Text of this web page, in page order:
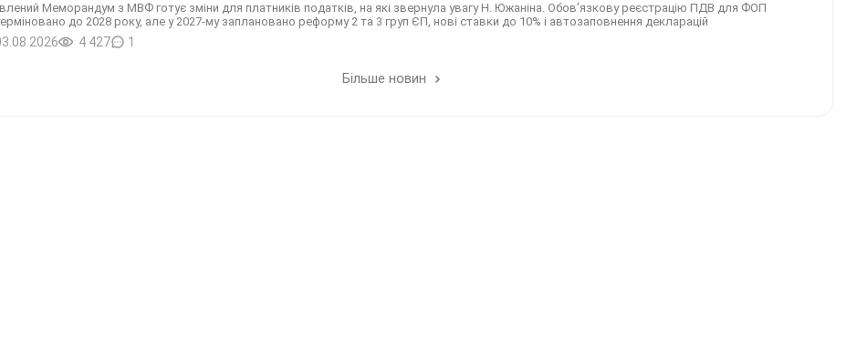
Меморандум з МВФ готує зміни для платників податків, на які звернула увагу Н. Южаніна. Обов’язкову реєстрацію ПДВ для ФОП
до 2028 року, але у 2027-му заплановано реформу 2 та 3 груп ЄП, нові ставки до 10% і автозаповнення декларацій
4 427 1
Більше новин